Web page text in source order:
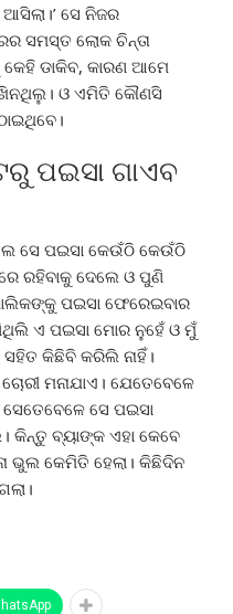
ସେ ନିଜର
ସମସ୍ତ ଲୋକ ଚିନ୍ତା
ଡାକିବ, କାରଣ ଆମେ
ଓ ଏମିତି କୌଣସି
ପଇସା ଗାଏବ
ସେ ପଇସା କେଉଁଠି କେଉଁଠି
ରହିବାକୁ ଦେଲେ ଓ ପୁଣି
ପଇସା ଫେରେଇବାର
ଏ ପଇସା ମୋର ନୁହେଁ ଓ ମୁଁ
ସହିତ କିଛିବି କରିଲି ନାହିଁ।
ମନାଯାଏ। ଯେତେବେଳେ
ସେ ପଇସା
ବ୍ୟାଙ୍କ ଏହା କେବେ
ଭୁଲ କେମିତି ହେଲା। କିଛିଦିନ